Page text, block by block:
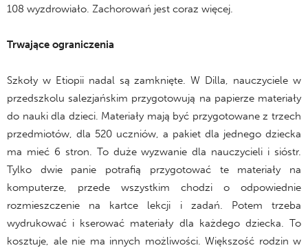
108 wyzdrowiało. Zachorowań jest coraz więcej.
Trwające ograniczenia
Szkoły w Etiopii nadal są zamknięte. W Dilla, nauczyciele w
przedszkolu salezjańskim przygotowują na papierze materiały
do nauki dla dzieci. Materiały mają być przygotowane z trzech
przedmiotów, dla 520 uczniów, a pakiet dla jednego dziecka
ma mieć 6 stron. To duże wyzwanie dla nauczycieli i sióstr.
Tylko dwie panie potrafią przygotować te materiały na
komputerze, przede wszystkim chodzi o odpowiednie
rozmieszczenie na kartce lekcji i zadań. Potem trzeba
wydrukować i kserować materiały dla każdego dziecka. To
kosztuje, ale nie ma innych możliwości. Większość rodzin w